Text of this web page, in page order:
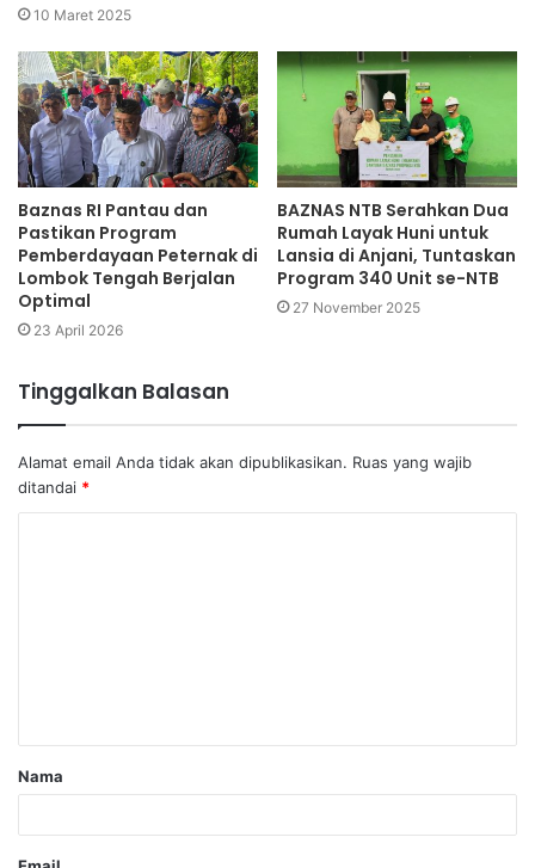
10 Maret 2025
Baznas RI Pantau dan
Pastikan Program
Pemberdayaan Peternak di
Lombok Tengah Berjalan
Optimal
23 April 2026
BAZNAS NTB Serahkan Dua
Rumah Layak Huni untuk
Lansia di Anjani, Tuntaskan
Program 340 Unit se-NTB
27 November 2025
Tinggalkan Balasan
Alamat email Anda tidak akan dipublikasikan. Ruas yang wajib
ditandai *
Nama